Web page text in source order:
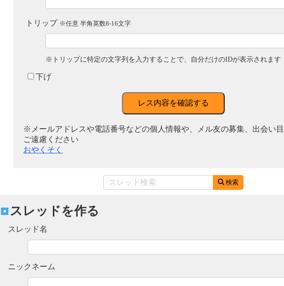
トリップ ※任意 半角英数8-16文字
※トリップに特定の文字列を入力することで、自分だけのIDが表示されます
下げ
レス内容を確認する
※メールアドレスや電話番号などの個人情報や、メル友の募集、出会い
ご遠慮ください
おやくそく
検索
スレッドを作る
スレッド名
ニックネーム